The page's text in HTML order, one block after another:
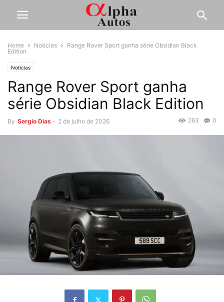
Home Notícias
Range Rover Sport ganha série Obsidian Black
Edition
Notícias
Range Rover Sport ganha
série Obsidian Black Edition
By Sergio Dias - 2 de julho de 2026 0
263